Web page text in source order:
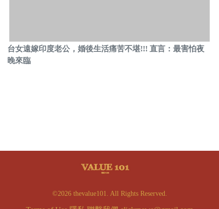
台女遠嫁印度老公，婚後生活痛苦不堪!!! 直言：最害怕夜
晚來臨
©2026 thevalue101. All Rights Reserved.